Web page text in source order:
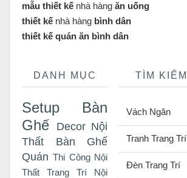
mẫu thiết kế nhà hàng ăn uống
thiết kế nhà hàng bình dân
thiết kế quán ăn bình dân
DANH MỤC
Setup Bàn
Ghế
Decor Nội
Thất
Bàn Ghế
Quán Thi Công Nội
Thất
Trang Trí Nội
TÌM KIẾM
Vách Ngăn
Tranh Trang Trí
Đèn Trang Trí